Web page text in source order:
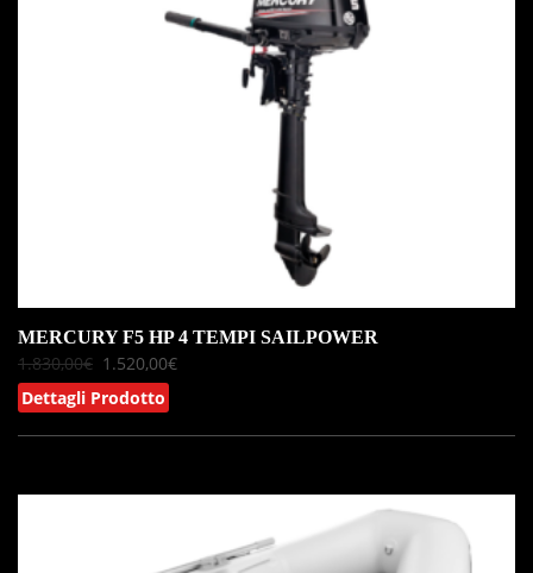
MERCURY F5 HP 4 TEMPI SAILPOWER
1.830,00€ 1.520,00€
Dettagli Prodotto